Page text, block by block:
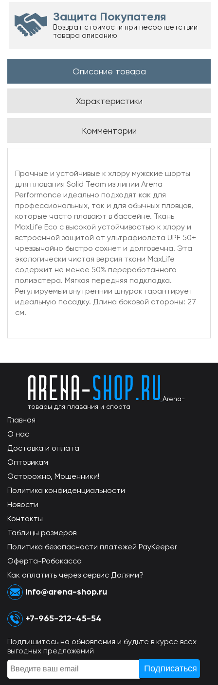
Защита Покупателя
Возврат стоимости при несоответствии
товара описанию
Описание товара
Характеристики
Комментарии
Прочные и устойчивые к хлору мужские шорты
для плавания Solid Team из линии Arena
Performance идеально подходят как для
профессиональных, так и для обычных пловцов,
которые часто плавают в бассейне. Ткань
MaxLife Eco с высокой устойчивостью к хлору и
встроенной защитой от ультрафиолета UPF 50+
чрезвычайно быстро сохнет и долговечна. Эта
экологически чистая версия ткани MaxLife
содержит не менее 50% переработанного
полиэстера. Мягкая передняя подкладка.
Регулируемый внутренний шнурок гарантирует
идеальную посадку. Длина боковой стороны: 27
см.
Arena-
товары для плавания и спорта
Главная
О нас
Доставка и оплата
Оптовикам
Осторожно, Мошенники!
Политика конфиденциальности
Новости
Контакты
Таблицы размеров
Политика безопасности платежей PayKeeper
Оферта-Робокасса
Как оплатить через сервис Долями?
info@arena-shop.ru
+7-965-212-45-54
Подпишитесь на обновления и будьте в курсе всех
выгодных предложений